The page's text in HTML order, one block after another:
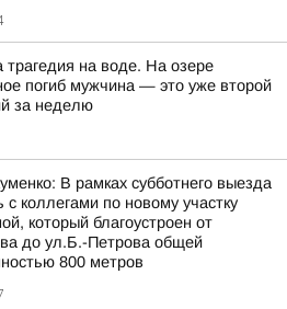
на воде. На озере
погиб мужчина — это уже второй
за неделю
В рамках субботнего выезда
с коллегами по новому участку
который благоустроен от
до ул.Б.-Петрова общей
800 метров